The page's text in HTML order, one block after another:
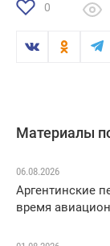
0
Материалы
06.08.2026
Аргентинские
время